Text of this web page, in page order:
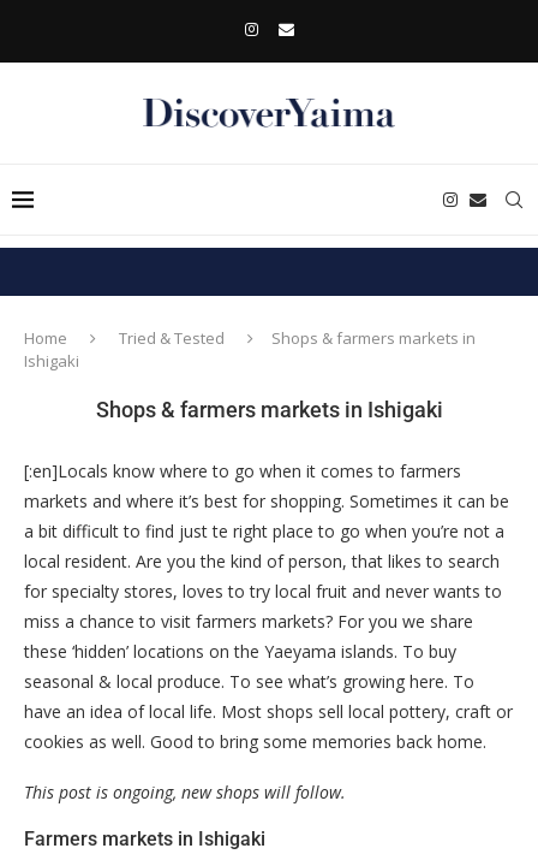
Home Tried & Tested
Shops & farmers markets in
Ishigaki
Shops & farmers markets in Ishigaki
[:en]Locals know where to go when it comes to farmers
markets and where it’s best for shopping. Sometimes it can be
a bit difficult to find just te right place to go when you’re not a
local resident. Are you the kind of person, that likes to search
for specialty stores, loves to try local fruit and never wants to
miss a chance to visit farmers markets? For you we share
these ‘hidden’ locations on the Yaeyama islands. To buy
seasonal & local produce. To see what’s growing here. To
have an idea of local life. Most shops sell local pottery, craft or
cookies as well. Good to bring some memories back home.
This post is ongoing, new shops will follow.
Farmers markets in Ishigaki